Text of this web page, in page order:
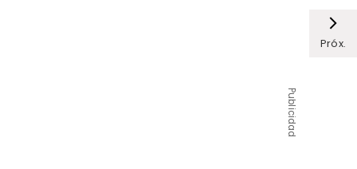
Próx.
Publicidad